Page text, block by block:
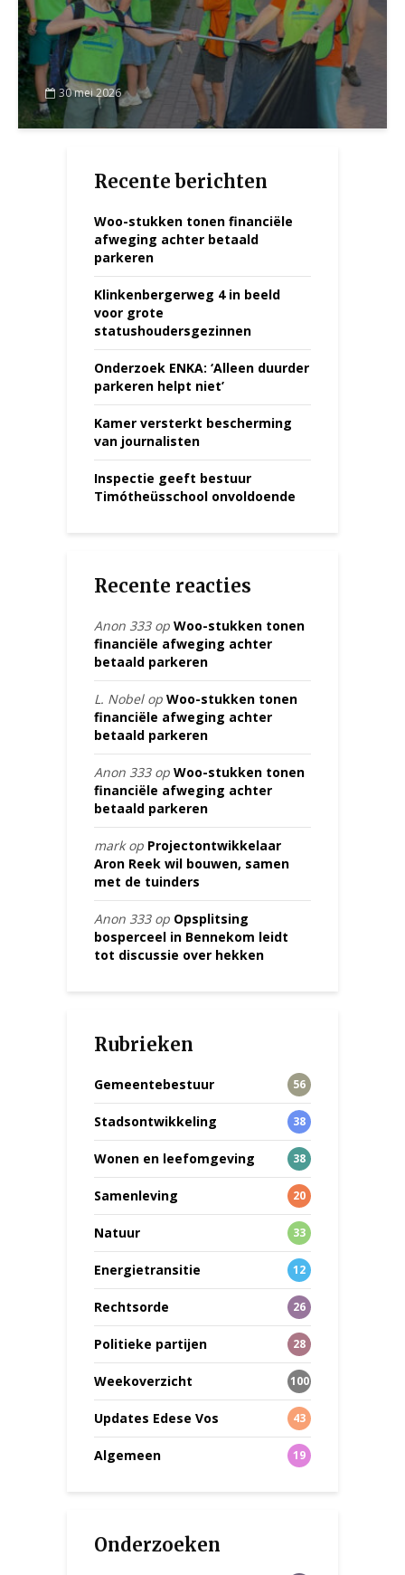
30 mei 2026
Recente berichten
Woo-stukken tonen financiële
afweging achter betaald
parkeren
Klinkenbergerweg 4 in beeld
voor grote
statushoudersgezinnen
Onderzoek ENKA: ‘Alleen duurder
parkeren helpt niet’
Kamer versterkt bescherming
van journalisten
Inspectie geeft bestuur
Timótheüsschool onvoldoende
Recente reacties
Anon 333op Woo-stukken tonen
financiële afweging achter
betaald parkeren
L. Nobelop Woo-stukken tonen
financiële afweging achter
betaald parkeren
Anon 333op Woo-stukken tonen
financiële afweging achter
betaald parkeren
markop Projectontwikkelaar
Aron Reek wil bouwen, samen
met de tuinders
Anon 333op Opsplitsing
bosperceel in Bennekom leidt
tot discussie over hekken
Rubrieken
Gemeentebestuur 56
Stadsontwikkeling 38
Wonen en leefomgeving 38
Samenleving 20
Natuur 33
Energietransitie 12
Rechtsorde 26
Politieke partijen 28
Weekoverzicht 100
Updates Edese Vos 43
Algemeen 19
Onderzoeken